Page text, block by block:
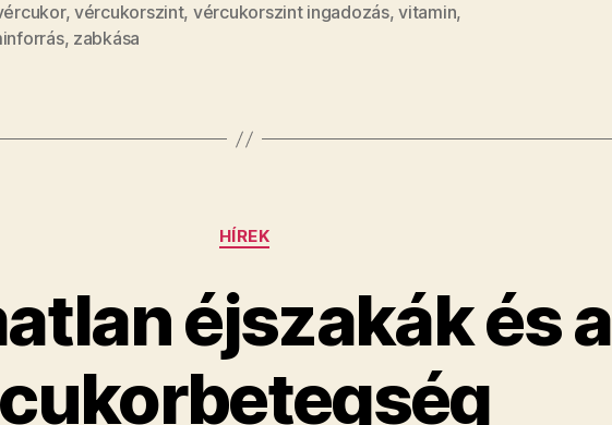
, vércukorszint, vércukorszint ingadozás,vitamin,
, zabkása
Kategóriák
HÍREK
éjszakák és a